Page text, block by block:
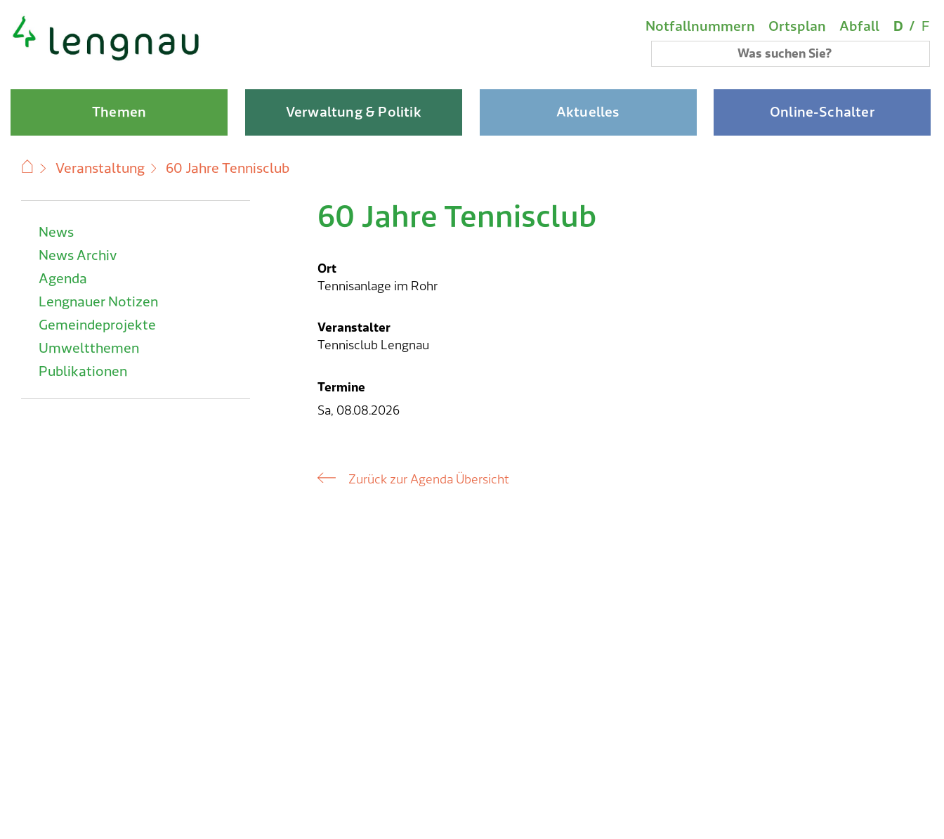
Schnellnavigation Metanavigation
Wichtige Links
Notfallnummern Ortsplan Abfall D / F
Hauptnavigation
Themen Verwaltung & Politik Aktuelles Online-Schalter
Veranstaltung 60 Jahre Tennisclub
News
News Archiv
Agenda
Lengnauer Notizen
Gemeindeprojekte
Umweltthemen
Publikationen
Skip
to
60 Jahre Tennisclub
Ort
Tennisanlage im Rohr
Veranstalter
Tennisclub Lengnau
Termine
Sa, 08.08.2026
Zurück zur Agenda Übersicht